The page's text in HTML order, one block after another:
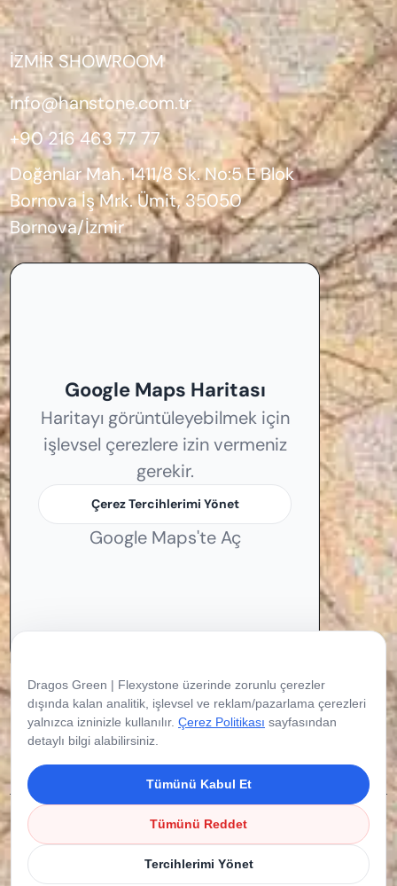
İZMİR SHOWROOM
info@hanstone.com.tr
+90 216 463 77 77
Doğanlar Mah. 1411/8 Sk. No:5 E Blok
Bornova İş Mrk. Ümit, 35050
Bornova/İzmir
Google Maps Haritası
Haritayı görüntüleyebilmek için
işlevsel çerezlere izin vermeniz
gerekir.
Çerez Tercihlerimi Yönet
Google Maps'te Aç
Copyright © 2026 Flexystone. Tüm Hakları
Saklıdır.
Dragos Green | Flexystone üzerinde zorunlu çerezler
dışında kalan analitik, işlevsel ve reklam/pazarlama çerezleri
yalnızca izninizle kullanılır. Çerez Politikası sayfasından
detaylı bilgi alabilirsiniz.
Tümünü Kabul Et
Tümünü Reddet
Tercihlerimi Yönet